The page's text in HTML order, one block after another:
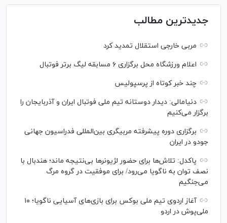
جدیدترین مطالب
مربی خارجی استقلال تمدید کرد
اعلام ورزشگاه محل برگزاری ۶ مسابقه لیگ برتر فوتبال
چند خبر کوتاه از پرسپولیس
دنیامالی: دیدار دوستانه تیم ملی فوتبال ایران و آذربایجان را
برگزار می‌کنیم
برگزاری دوره پیشرفته مربیگری بین‌المللی فدراسیون جهانی
جودو در ایران
پاکدل: تلاش‌ها برای حضور لژیونر‌ها بی‌نتیجه ماند؛ هندبال با
نصف توان به ناگویا می‌رود/ برای موفقیت در گروه مرگ
می‌جنگیم
آغاز اردوی تیم ملی بوکس برای بازی‌های آسیایی ناگویا؛ ۱۰
ملی‌پوش در اردو